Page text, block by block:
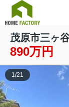
茂原市三ヶ
890万円
1/21